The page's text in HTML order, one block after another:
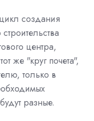
создания
центра,
же "круг почета",
только в
разные.